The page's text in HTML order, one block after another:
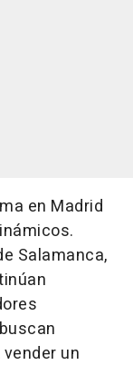
en Madrid
Salamanca,
un